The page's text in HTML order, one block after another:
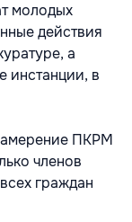
молодых
действия
а
инстанции, в
ПКРМ
членов
граждан